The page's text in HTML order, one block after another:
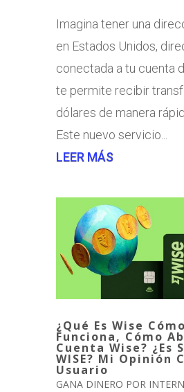
Imagina tener una
en Estados Unidos,
conectada a tu cuenta
te permite recibir
dólares de manera
Este nuevo servicio...
LEER MÁS
¿Qué Es Wise Cómo
Funciona, Cómo
Cuenta Wise? ¿Es
WISE? Mi Opinión
Usuario
GANA DINERO POR